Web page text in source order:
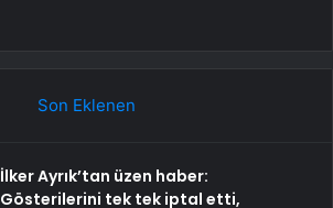
Son Eklenen
İlker Ayrık’tan üzen haber:
Gösterilerini tek tek iptal etti,